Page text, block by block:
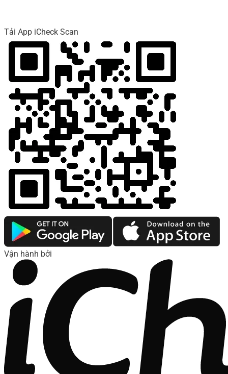
Tải App iCheck Scan
Vận hành bởi